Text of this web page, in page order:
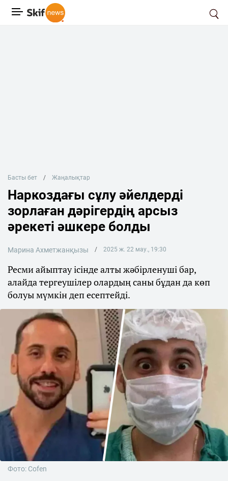
Басты бет Жаңалықтар
Наркоздағы сұлу әйелдерді
зорлаған дәрігердің арсыз
әрекеті әшкере болды
Марина Ахметжанқызы 2025 ж. 22 мау., 19:30
Ресми айыптау ісінде алты жәбірленуші бар,
алайда тергеушілер олардың саны бұдан да көп
болуы мүмкін деп есептейді.
Фото: Cofen